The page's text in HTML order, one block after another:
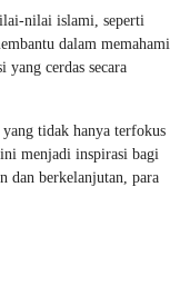
nilai islami, seperti
dalam memahami
yang cerdas secara
yang tidak hanya terfokus
menjadi inspirasi bagi
dan berkelanjutan, para